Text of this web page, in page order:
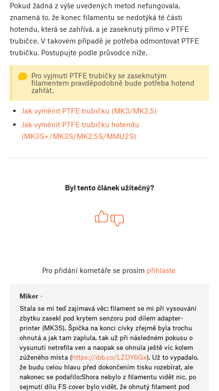
Pokud žádná z výše uvedených metod nefungovala,
znamená to, že konec filamentu se nedotýká té části
hotendu, která se zahřívá, a je zaseknutý přímo v PTFE
trubičce. V takovém případě je potřeba odmontovat PTFE
trubičku. Postupujte podle průvodce níže.
Pro vyjmutí PTFE trubičky se zaseknutým
filamentem pravděpodobně bude potřeba hotend
zahřát.
Jak vyměnit PTFE trubičku (MK3/MK2.5)
Jak vyměnit PTFE trubičku hotendu
(MK3S+/MK3S/MK2.5S/MMU2S)
Byl tento článek užitečný?
Pro přidání kometáře se prosím přihlaste
Miker •
Stala se mi teď zajímavá věc: filament se mi při vysouvání
zbytku zasekl pod krytem senzoru pod dílem adapter-
printer (MK3S). Špička na konci cívky zřejmě byla trochu
ohnutá a jak tam zaplula, tak už při následném pokusu o
vysunutí netrefila ven a naopak se ohnula ještě víc kolem
zúženého místa (https://ibb.co/LZDY6Gx). Už to vypadalo,
že budu celou hlavu před dokončením tisku rozebírat, ale
nakonec se podařilo:Shora nebylo z filamentu vidět nic, po
sejmutí dílu FS cover bylo vidět, že ohnutý filament pod